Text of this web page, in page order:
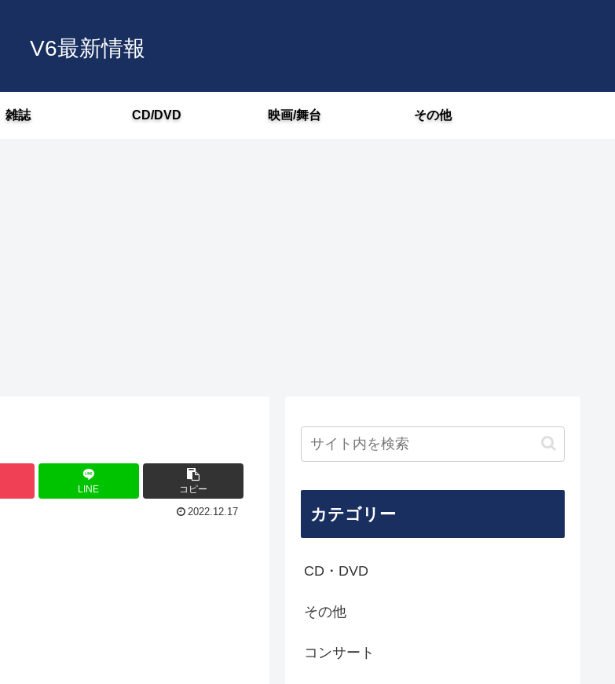
V6最新情報
雑誌 CD/DVD 映画/舞台 その他
LINE コピー
2022.12.17 カテゴリー
CD・DVD
その他
コンサート